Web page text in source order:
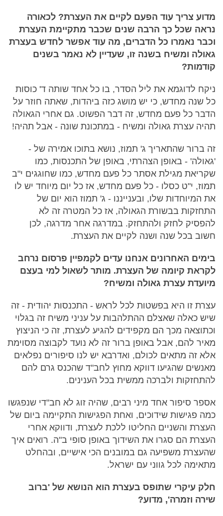
מדוע צריך עוד הפעם לקיים את העצרת? לכאורה
נראה שכל כך הרבה שנים שכבר מתקיימת העצרת
וכבר נאמרו כל הדברים, מה עוד אפשר לחדש בעצרת
גאולה ומשיח בשנה זו, שעדיין לא נאמר בשנים
קודמות?
ניקח לדוגמא את ליל הסדר, בו כל אחד שותה ד' כוסות
כל שנה מחדש, כי יש מושג כזה ביהדות, שאתה חוזר על
הדבר כל פעם מחדש, זה דבר הפשוט. גם אחרי הגאולה
תהיה עצרת גאולה ומשיח - במתכונת שונה - אבל תהיה!
זה ברור שהתאריך ג' תמוז, נושא בתוכו אמירה של -
'גאולה' - באופן הצהרתי, באופן של התכנסות, כמו
שקריאת מגילת אסתר כל פעם מחדש, כמו שחוגגים י"ב
תמוז, י"ט כסלו - כל פעם מחדש, אז כל יום מיוחד יש לו
את המיוחדות שלו, ובענייננו - ג' תמוז הוא יום של
התחזקות בבשורת הגאולה, אז כל המטרה זה לא
להפסיק לחזק ולהתחזק. במדרגה אחר מדרגה, לכן
חשוב בכל שנה ושנה לקיים את העצרת.
בימים האחרונים אנחנו עדים לקמפיין פרסום נרחב
לקראת קיומה של העצרת. מותר לשאול למי בעצם
מיועדת עצרת גאולה ומשיח?
עצרת זו היא בפשטות לכל לראש - התכנסות יהודית - זה
שיש כאלה שאצלם ההתלהבות על עניני משיח זה בגלוי
וכתוצאה מכך הם מקפידים להגיע לעצרת, זה כי הניצוץ
מאיר להם, אבל באופן ברור זה לא נועד לקבוצה מסוימת
אלא זה מתאים לכולם, ואדרבא יש לנו סיפורים נפלאים
מאנשים שהגיעו דווקא מחוץ לחב"ד שהכנס גרם להם
להתחזקות ולברכה ממשית בכל הענינים.
אספר סיפור אחד מיני רבים, שהיה זוג לא חב"די שנפגשו
כמה פגישות שידוכים, ואחת הפגישות התקיימה ביום של
העצרת והשניים החליטו ללכת לעצרת, ודווקא אחרי
העצרת הם סגרו את השידוך באופן סופי ב"ה. רואים איך
שהעצרת משפיעה גם במובנים הכי אישיים, ובהחלט
מתאימה לכל גווני עם ישראל.
חלק עיקרי שתופס בעצרת הוא הנושא של 'ברוב
שירה וזמרה', מדוע?